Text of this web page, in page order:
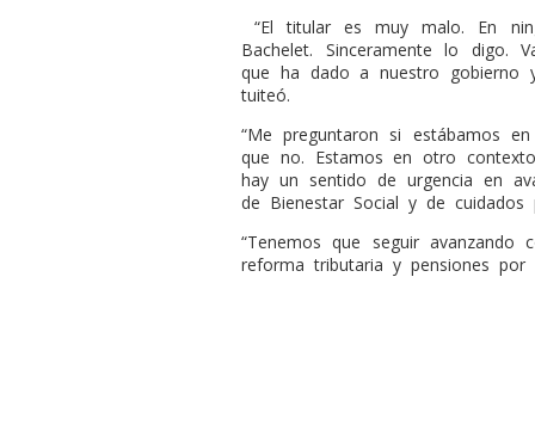
“El titular es muy malo. En
Bachelet. Sinceramente lo digo.
que ha dado a nuestro gobierno
tuiteó.
“Me preguntaron si estábamos
que no. Estamos en otro
hay un sentido de urgencia en
de Bienestar Social y de cuidados
“Tenemos que seguir
reforma tributaria y pensiones por